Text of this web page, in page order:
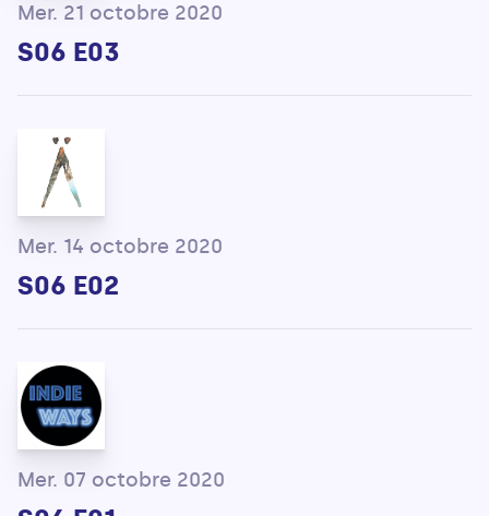
Mer. 21 octobre 2020
S06 E03
Mer. 14 octobre 2020
S06 E02
Mer. 07 octobre 2020